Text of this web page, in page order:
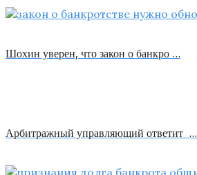
Шохин уверен, что закон о банкро …
Арбитражный управляющий ответит …